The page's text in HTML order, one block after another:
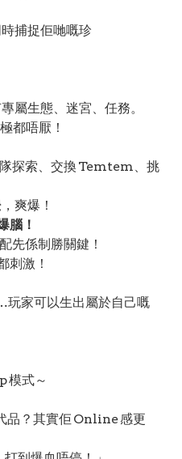
捕捉佢哋嘅珍
屬生態、迷宮、任務。
都唔厭！
探索、交換 Temtem、挑
爽爆！
腦！
先係制勝關鍵！
刺激！
家可以生出屬於自己嘅
模式～
品？其實佢 Online 感更